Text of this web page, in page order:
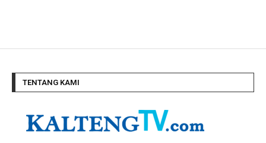
TENTANG KAMI